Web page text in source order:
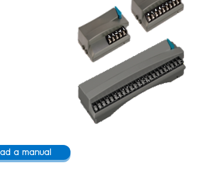
a manual